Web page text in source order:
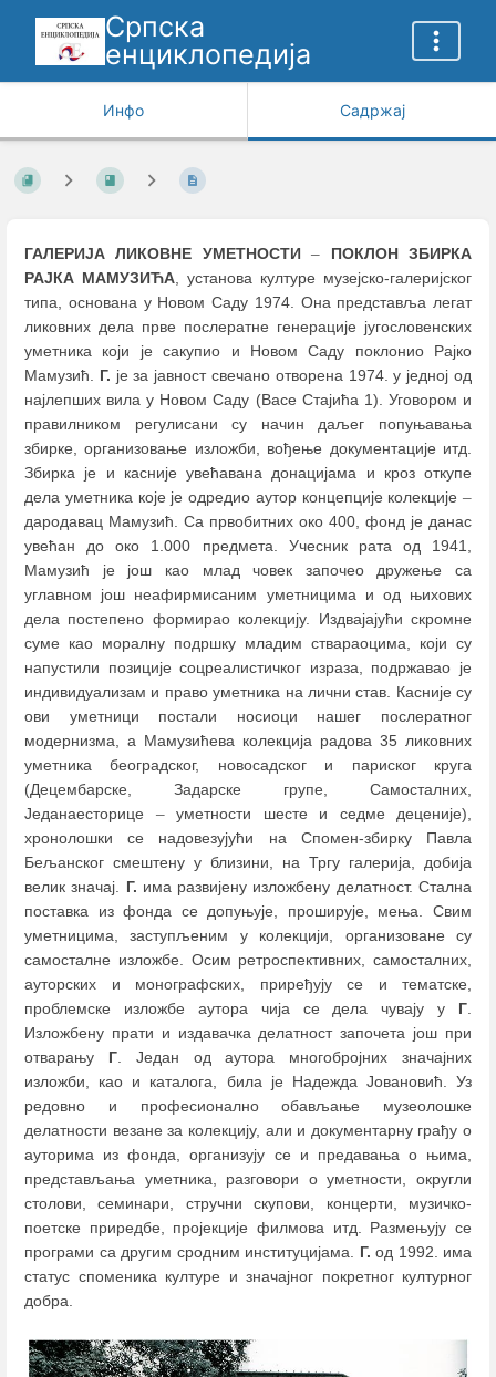
Српска
енциклопедија
Инфо Садржај
ГАЛЕРИЈА ЛИКОВНЕ УМЕТНОСТИ –
ПОКЛОН ЗБИРКА
РАЈКА МАМУЗИЋА, установа културе музејско-галеријског
типа, основана у Новом Саду 1974. Она представља легат
ликовних дела прве послератне генерације југословенских
уметника који је сакупио и Новом Саду поклонио Рајко
Мамузић. Г. је за јавност свечано отворена 1974. у једној од
најлепших вила у Новом Саду (Васе Стајића 1). Уговором и
правилником регулисани су начин даљег попуњавања
збирке, организовање изложби, вођење документације итд.
Збирка је и касније увећавана донацијама и кроз откупе
дела уметника које је одредио аутор концепције колекције –
дародавац Мамузић. Са првобитних око 400, фонд је данас
увећан до око 1.000 предмета. Учесник рата од 1941,
Мамузић је још као млад човек започео дружење са
углавном још неафирмисаним уметницима и од њихових
дела постепено формирао колекцију. Издвајајући скромне
суме као моралну подршку младим ствараоцима, који су
напустили позиције соцреалистичког израза, подржавао је
индивидуализам и право уметника на лични став. Касније су
ови уметници постали носиоци нашег послератног
модернизма, а Мамузићева колекција радова 35 ликовних
уметника београдског, новосадског и париског круга
(Децембарске, Задарске групе, Самосталних,
Једанаесторице –уметности шесте и седме деценије),
хронолошки се надовезујући на Спомен-збирку Павла
Бељанског смештену у близини, на Тргу галерија, добија
велик значај. Г. има развијену изложбену делатност. Стална
поставка из фонда се допуњује, проширује, мења. Свим
уметницима, заступљеним у колекцији, организоване су
самосталне изложбе. Осим ретроспективних, самосталних,
ауторских и монографских, приређују се и тематске,
проблемске изложбе аутора чија се дела чувају у Г.
Изложбену прати и издавачка делатност започета још при
отварању Г. Један од аутора многобројних значајних
изложби, као и каталога, била је Надежда Јовановић. Уз
редовно и професионално обављање музеолошке
делатности везане за колекцију, али и документарну грађу о
ауторима из фонда, организују се и предавања о њима,
представљања уметника, разговори о уметности, округли
столови, семинари, стручни скупови, концерти, музичко-
поетске приредбе, пројекције филмова итд. Размењују се
програми са другим сродним институцијама. Г. од 1992. има
статус споменика културе и значајног покретног културног
добра.